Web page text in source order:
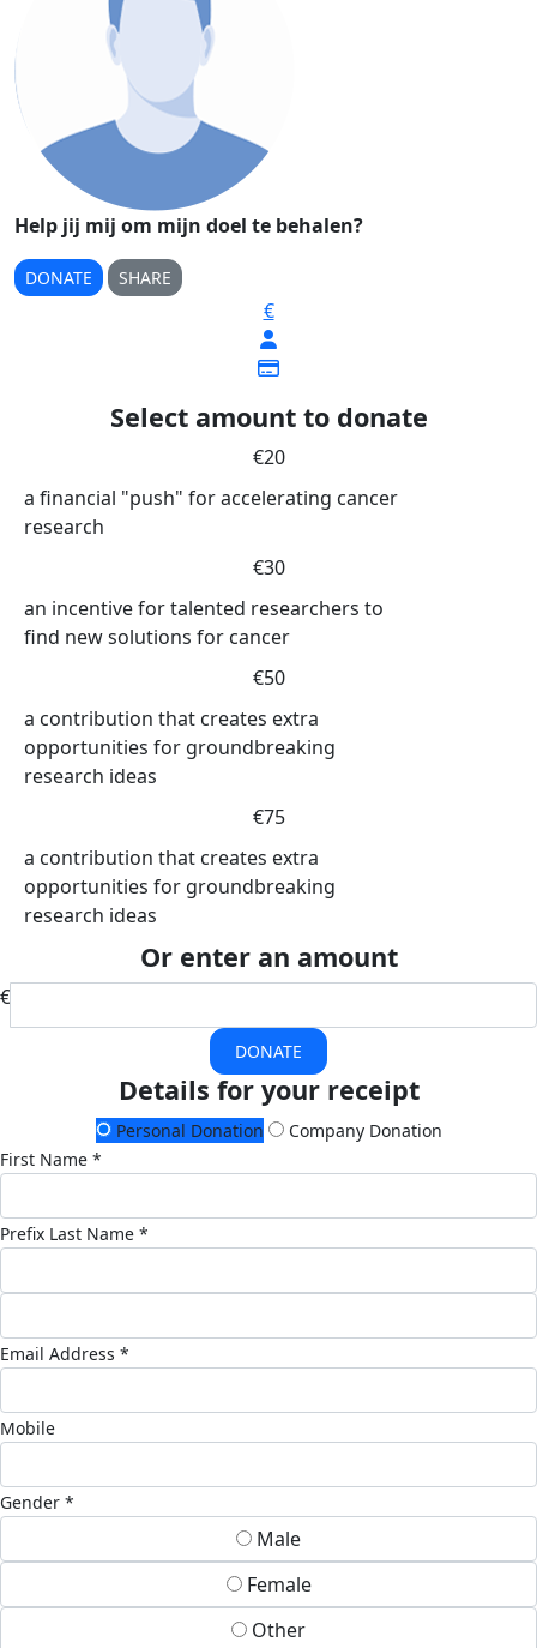
Help jij mij om mijn doel te behalen?
DONATE SHARE
€
Select amount to donate
€20
a financial "push" for accelerating cancer
research
€30
an incentive for talented researchers to
find new solutions for cancer
€50
a contribution that creates extra
opportunities for groundbreaking
research ideas
€75
a contribution that creates extra
opportunities for groundbreaking
research ideas
Or enter an amount
€
DONATE
Details for your receipt
Personal Donation
Company Donation
First Name *
Prefix Last Name *
Email Address *
Mobile
Gender *
Male
Female
Other